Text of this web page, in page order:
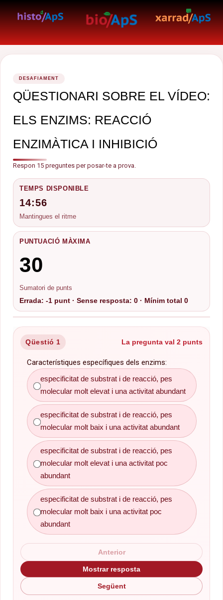
DESAFIAMENT
QÜESTIONARI SOBRE EL VÍDEO:
ELS ENZIMS: REACCIÓ
ENZIMÀTICA I INHIBICIÓ
Respon 15 preguntes per posar-te a prova.
TEMPS DISPONIBLE
14:56
Mantingues el ritme
PUNTUACIÓ MÀXIMA
30
Sumatori de punts
Errada: -1 punt · Sense resposta: 0 · Mínim total 0
Qüestió 1 La pregunta val 2 punts
Característiques específiques dels enzims:
especificitat de substrat i de reacció, pes
molecular molt elevat i una activitat abundant
especificitat de substrat i de reacció, pes
molecular molt baix i una activitat abundant
especificitat de substrat i de reacció, pes
molecular molt elevat i una activitat poc
abundant
especificitat de substrat i de reacció, pes
molecular molt baix i una activitat poc
abundant
Anterior
Mostrar resposta
Següent
especificitat de substrat i de reacció, pes molecular
molt elevat i una activitat abundant